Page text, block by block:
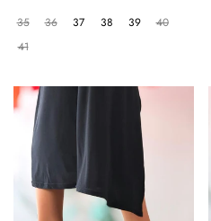
35 36 37 38 39
40
41